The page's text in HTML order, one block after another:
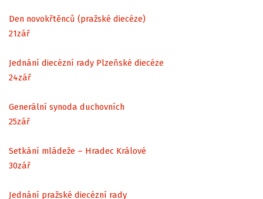
Den novokřtěnců (pražské diecéze)
21zář
Jednání diecézní rady Plzeňské diecéze
24zář
Generální synoda duchovních
25zář
Setkání mládeže – Hradec Králové
30zář
Jednání pražské diecézní rady